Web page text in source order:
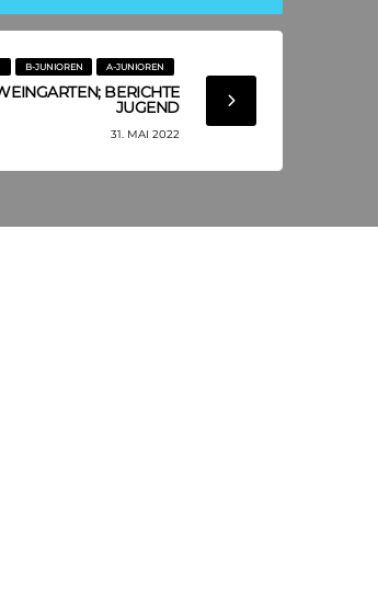
A-JUNIOREN
B-JUNIOREN
BERICHTE
JUGEND
31. MAI 2022